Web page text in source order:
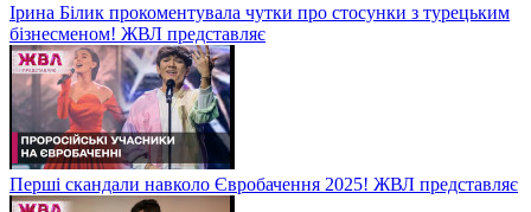
Ірина Білик прокоментувала чутки про стосунки з турецьким
бізнесменом! ЖВЛ представляє
Перші скандали навколо Євробачення 2025! ЖВЛ представляє